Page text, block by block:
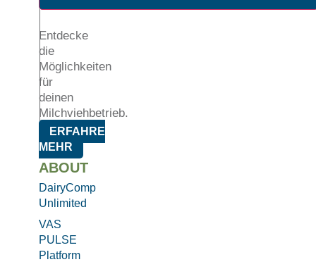
Entdecke
die
Möglichkeiten
für
deinen
Milchviehbetrieb.
ERFAHRE
MEHR
ABOUT
DairyComp
Unlimited
VAS
PULSE
Platform